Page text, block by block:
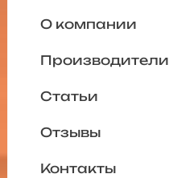
О компании
Производители
Статьи
Отзывы
Контакты